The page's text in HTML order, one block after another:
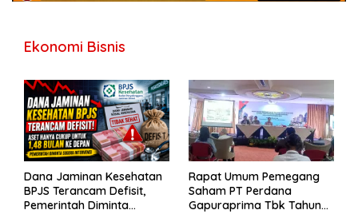
Ekonomi Bisnis
Dana Jaminan Kesehatan
BPJS Terancam Defisit,
Pemerintah Diminta
Rapat Umum Pemegang
Saham PT Perdana
Gapuraprima Tbk Tahun